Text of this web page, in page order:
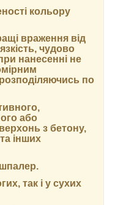
кольору
враження від
чудово
нанесенні не
по
або
з бетону,
інших
так і у сухих